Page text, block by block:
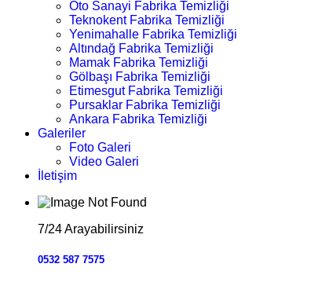
Oto Sanayi Fabrika Temizliği
Teknokent Fabrika Temizliği
Yenimahalle Fabrika Temizliği
Altındağ Fabrika Temizliği
Mamak Fabrika Temizliği
Gölbaşı Fabrika Temizliği
Etimesgut Fabrika Temizliği
Pursaklar Fabrika Temizliği
Ankara Fabrika Temizliği
Galeriler
Foto Galeri
Video Galeri
İletişim
7/24 Arayabilirsiniz
0532 587 7575